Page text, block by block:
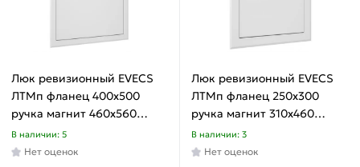
250х350
250х400
мм
250х500
мм
Люк ревизионный EVECS
ЛТМп фланец 400x500
ручка магнит 460x560
окрашенная сталь
ЛТ4050Мп
В наличии: 5
Нет оценок
Люк ревизионный EVECS
ЛТМп фланец 250x300
ручка магнит 310x460
окрашенная сталь
ЛТ2530Мп
В наличии: 3
Нет оценок